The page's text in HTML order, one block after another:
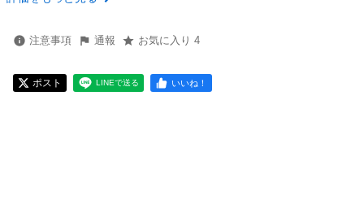
注意事項 通報 お気に入り 4
ポスト LINEで送る いいね！